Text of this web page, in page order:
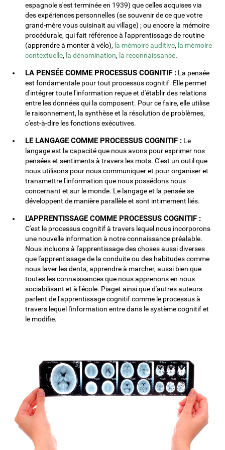
espagnole s'est terminée en 1939) que celles acquises via
des expériences personnelles (se souvenir de ce que votre
grand-mère vous cuisinait au village) ; ou encore la mémoire
procédurale, qui fait référence à l'apprentissage de routine
(apprendre à monter à vélo), la mémoire auditive, la mémoire
contextuelle, la dénomination, la reconnaissance.
LA PENSÉE COMME PROCESSUS COGNITIF : La pensée
est fondamentale pour tout processus cognitif. Elle permet
d'intégrer toute l'information reçue et d'établir des relations
entre les données qui la composent. Pour ce faire, elle utilise
le raisonnement, la synthèse et la résolution de problèmes,
c'est-à-dire les fonctions exécutives.
LE LANGAGE COMME PROCESSUS COGNITIF : Le
langage est la capacité que nous avons pour exprimer nos
pensées et sentiments à travers les mots. C'est un outil que
nous utilisons pour nous communiquer et pour organiser et
transmettre l'information que nous possédons nous
concernant et sur le monde. Le langage et la pensée se
développent de manière parallèle et sont intimement liés.
L'APPRENTISSAGE COMME PROCESSUS COGNITIF :
C'est le processus cognitif à travers lequel nous incorporons
une nouvelle information à notre connaissance préalable.
Nous incluons à l'apprentissage des choses aussi diverses
que l'apprentissage de la conduite ou des habitudes comme
nous laver les dents, apprendre à marcher, aussi bien que
toutes les connaissances que nous apprenons en nous
sociabilisant et à l'école. Piaget ainsi que d'autres auteurs
parlent de l'apprentissage cognitif comme le processus à
travers lequel l'information entre dans le système cognitif et
le modifie.